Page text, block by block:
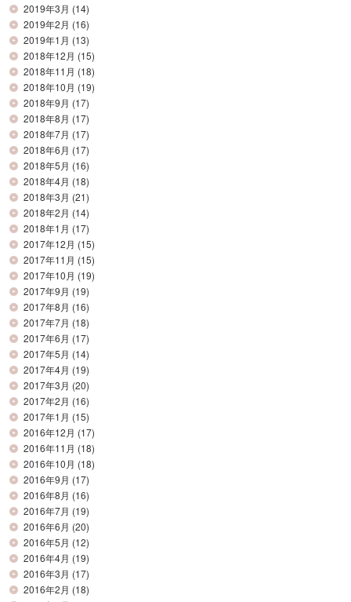
2019年3月 (14)
2019年2月 (16)
2019年1月 (13)
2018年12月 (15)
2018年11月 (18)
2018年10月 (19)
2018年9月 (17)
2018年8月 (17)
2018年7月 (17)
2018年6月 (17)
2018年5月 (16)
2018年4月 (18)
2018年3月 (21)
2018年2月 (14)
2018年1月 (17)
2017年12月 (15)
2017年11月 (15)
2017年10月 (19)
2017年9月 (19)
2017年8月 (16)
2017年7月 (18)
2017年6月 (17)
2017年5月 (14)
2017年4月 (19)
2017年3月 (20)
2017年2月 (16)
2017年1月 (15)
2016年12月 (17)
2016年11月 (18)
2016年10月 (18)
2016年9月 (17)
2016年8月 (16)
2016年7月 (19)
2016年6月 (20)
2016年5月 (12)
2016年4月 (19)
2016年3月 (17)
2016年2月 (18)